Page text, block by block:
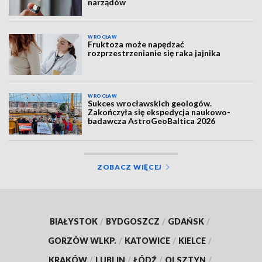
narządów
WROCŁAW
Fruktoza może napędzać
rozprzestrzenianie się raka jajnika
WROCŁAW
Sukces wrocławskich geologów.
Zakończyła się ekspedycja naukowo-
badawcza AstroGeoBaltica 2026
ZOBACZ WIĘCEJ
BIAŁYSTOK / BYDGOSZCZ / GDAŃSK /
GORZÓW WLKP. / KATOWICE / KIELCE /
KRAKÓW / LUBLIN / ŁÓDŹ / OLSZTYN /